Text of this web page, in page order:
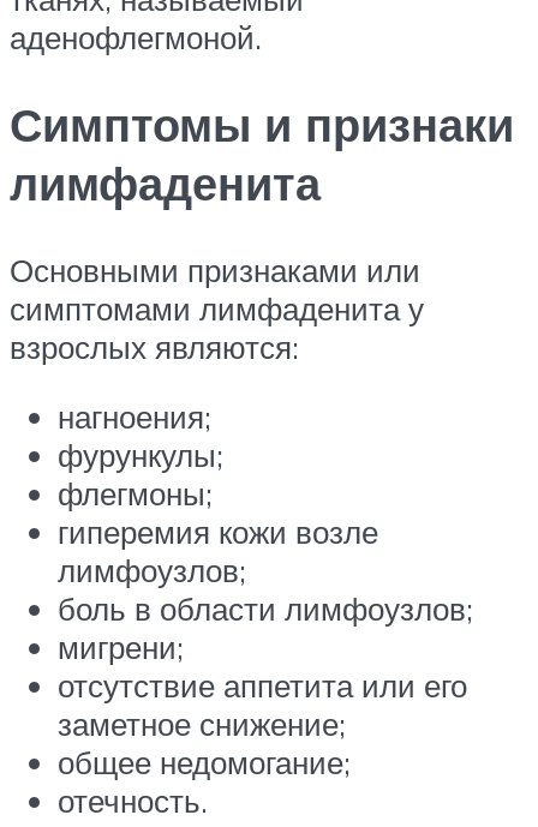
аденофлегмоной.
Симптомы и признаки
лимфаденита
Основными признаками или
симптомами лимфаденита у
взрослых являются:
нагноения;
фурункулы;
флегмоны;
гиперемия кожи возле
лимфоузлов;
боль в области лимфоузлов;
мигрени;
отсутствие аппетита или его
заметное снижение;
общее недомогание;
отечность.